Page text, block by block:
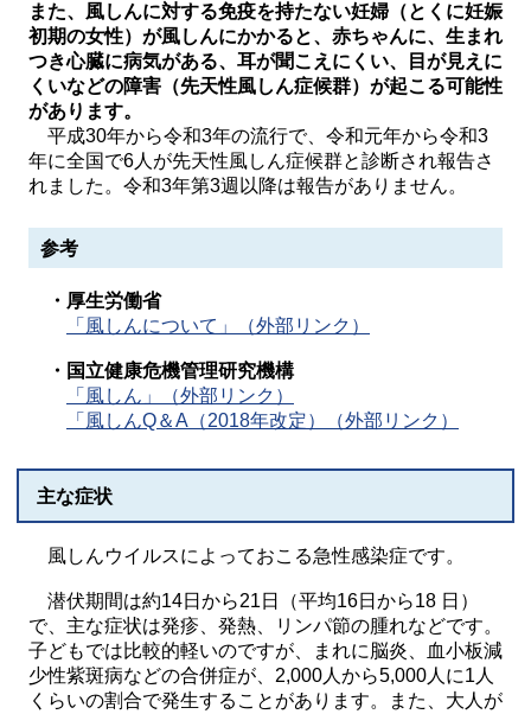
また、風しんに対する免疫を持たない妊婦（とくに妊娠
初期の女性）が風しんにかかると、赤ちゃんに、生まれ
つき心臓に病気がある、耳が聞こえにくい、目が見えに
くいなどの障害（先天性風しん症候群）が起こる可能性
があります。
平成30年から令和3年の流行で、令和元年から令和3
年に全国で6人が先天性風しん症候群と診断され報告さ
れました。令和3年第3週以降は報告がありません。
参考
・厚生労働省
「風しんについて」（外部リンク）
・国立健康危機管理研究機構
「風しん」（外部リンク）
「風しんQ＆A（2018年改定）（外部リンク）
主な症状
風しんウイルスによっておこる急性感染症です。
潜伏期間は約14日から21日（平均16日から18 日）
で、主な症状は発疹、発熱、リンパ節の腫れなどです。
子どもでは比較的軽いのですが、まれに脳炎、血小板減
少性紫斑病などの合併症が、2,000人から5,000人に1人
くらいの割合で発生することがあります。また、大人が